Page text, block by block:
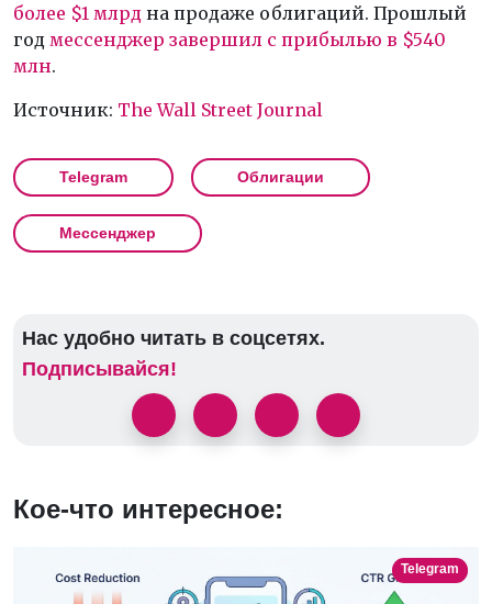
более $1 млрд на продаже облигаций. Прошлый
год мессенджер завершил с прибылью в $540
млн.
Источник: The Wall Street Journal
Telegram Облигации
Мессенджер
Нас удобно читать в соцсетях.
Подписывайся!
Кое-что интересное:
Telegram